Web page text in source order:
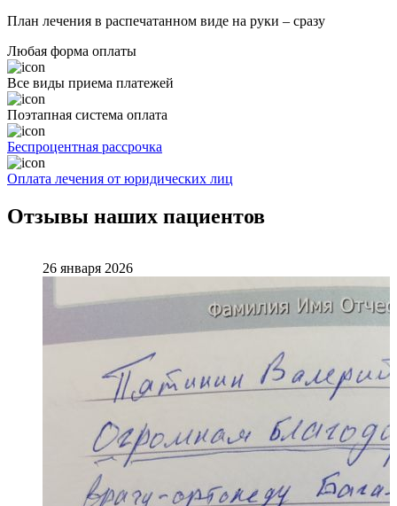
План лечения в распечатанном виде на руки – сразу
Любая форма оплаты
Все виды приема платежей
Поэтапная система оплата
Беспроцентная рассрочка
Оплата лечения от юридических лиц
Отзывы наших пациентов
26 января 2026